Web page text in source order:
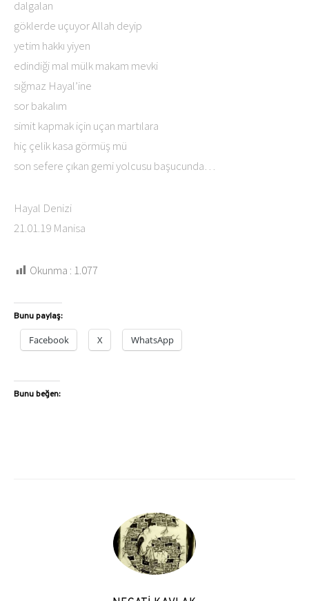
dalgalan
göklerde uçuyor Allah deyip
yetim hakkı yiyen
edindiği mal mülk makam mevki
sığmaz Hayal’ine
sor bakalım
simit kapmak için uçan martılara
hiç çelik kasa görmüş mü
son sefere çıkan gemi yolcusu başucunda…
Hayal Denizi
21.01.19 Manisa
Okunma : 1.077
Bunu paylaş:
Facebook X WhatsApp
Bunu beğen: